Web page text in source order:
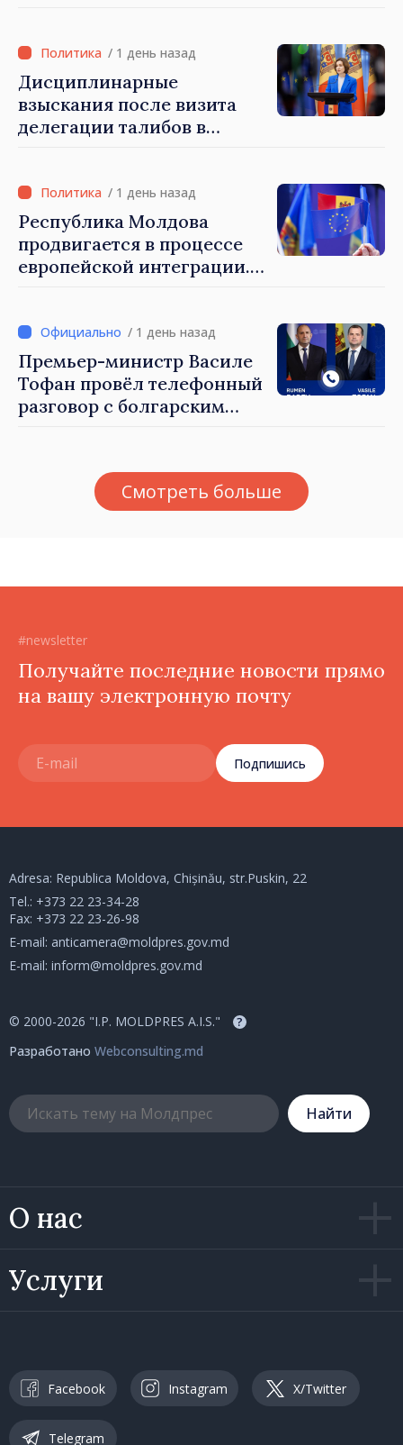
/ 1 день назад
Дисциплинарные
взыскания после визита
делегации талибов в
занимающие высокие
должности, не знают
политики государства»
/ 1 день назад
Республика Молдова
продвигается в процессе
европейской интеграции.
блокирует» / 1 день назад
Премьер-министр Василе
Тофан провёл телефонный
разговор с болгарским
Смотреть больше
#newsletter
Получайте последние новости прямо
на вашу электронную почту
Подпишись
О нас
Услуги
Adresa: Republica Moldova, Chișinău, str.Puskin, 22
Tel.: +373 22 23-34-28
Fax: +373 22 23-26-98
E-mail: anticamera@moldpres.gov.md
E-mail: inform@moldpres.gov.md
© 2000-2026 "I.P. MOLDPRES A.I.S." ?
Разработано Webconsulting.md
Hайти
Facebook Instagram X/Twitter
Telegram